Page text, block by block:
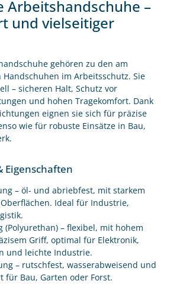
Arbeitshandschuhe –
und vielseitiger
gehören zu den am
im Arbeitsschutz. Sie
– sicheren Halt, Schutz vor
und hohen Tragekomfort. Dank
eignen sie sich für präzise
wie für robuste Einsätze in Bau,
Eigenschaften
– öl- und abriebfest, mit starkem
Ideal für Industrie,
(Polyurethan) – flexibel, mit hohem
Griff, optimal für Elektronik,
und leichte Industrie.
– rutschfest, wasserabweisend und
für Bau, Garten oder Forst.